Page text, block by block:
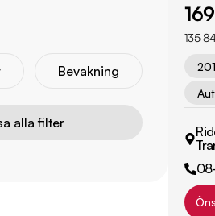
Bevakning
alla filter
135